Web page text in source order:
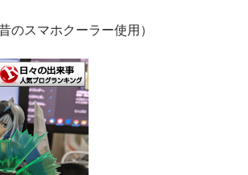
のスマホクーラー使用）